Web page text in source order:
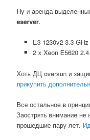
Ну и аренда
eserver.
E3-1230v2 3.3 GHz
2 x Xeon E5620
Хоть ДЦ oversun и
прикупить
Все остальное в
Заострять внимание
прошедшие пару лет.